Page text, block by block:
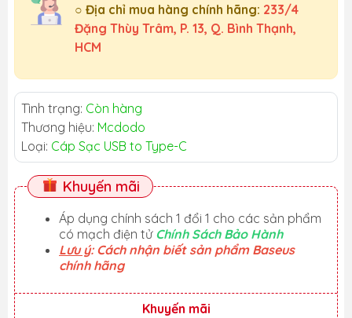
○ Địa chỉ mua hàng chính hãng: 233/4
Đặng Thùy Trâm, P. 13, Q. Bình Thạnh,
HCM
Tình trạng: Còn hàng
Thương hiệu: Mcdodo
Loại: Cáp Sạc USB to Type-C
Khuyến mãi
Áp dụng chính sách 1 đổi 1 cho các sản phẩm
có mạch điện tử Chính Sách Bảo Hành
Lưu ý: Cách nhận biết sản phẩm Baseus
chính hãng
Khuyến mãi